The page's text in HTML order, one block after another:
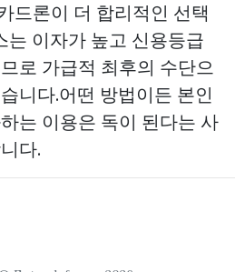
드론이 더 합리적인 선택
는 이자가 높고 신용등급
로 가급적 최후의 수단으
니다.어떤 방법이든 본인
는 이용은 독이 된다는 사
다.